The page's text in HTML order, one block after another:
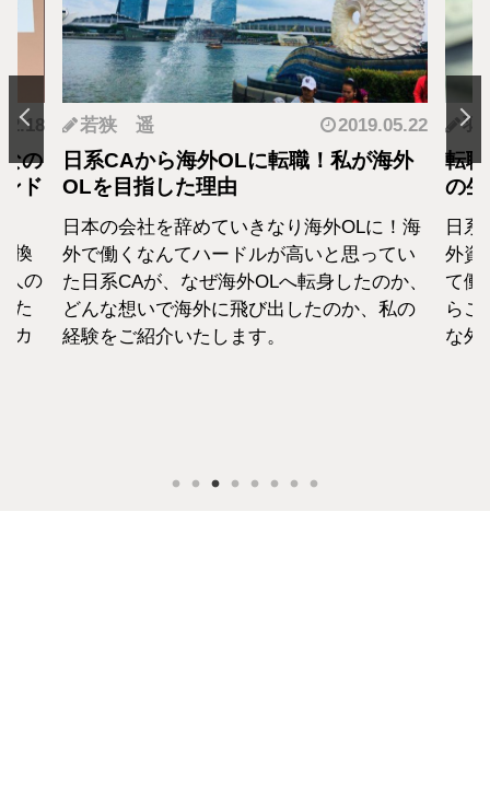
の
ド
換
人の
た
カ
若狭 遥 2019.05.22
日系CAから海外OLに転職！私が海外
OLを目指した理由
日本の会社を辞めていきなり海外OLに！海
外で働くなんてハードルが高いと思ってい
た日系CAが、なぜ海外OLへ転身したのか、
どんな想いで海外に飛び出したのか、私の
経験をご紹介いたします。
羽
転
の
日
外資
て働
らこ
な外